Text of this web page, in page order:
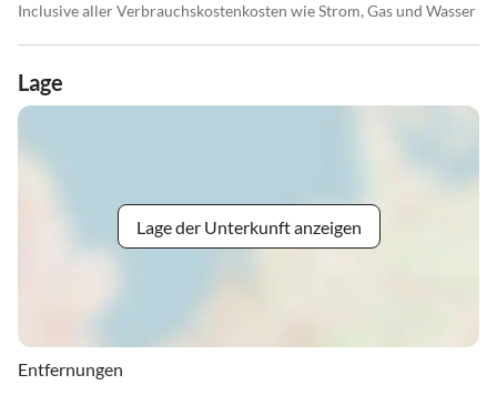
Inclusive aller Verbrauchskostenkosten wie Strom, Gas und Wasser
Lage
Lage der Unterkunft anzeigen
Entfernungen